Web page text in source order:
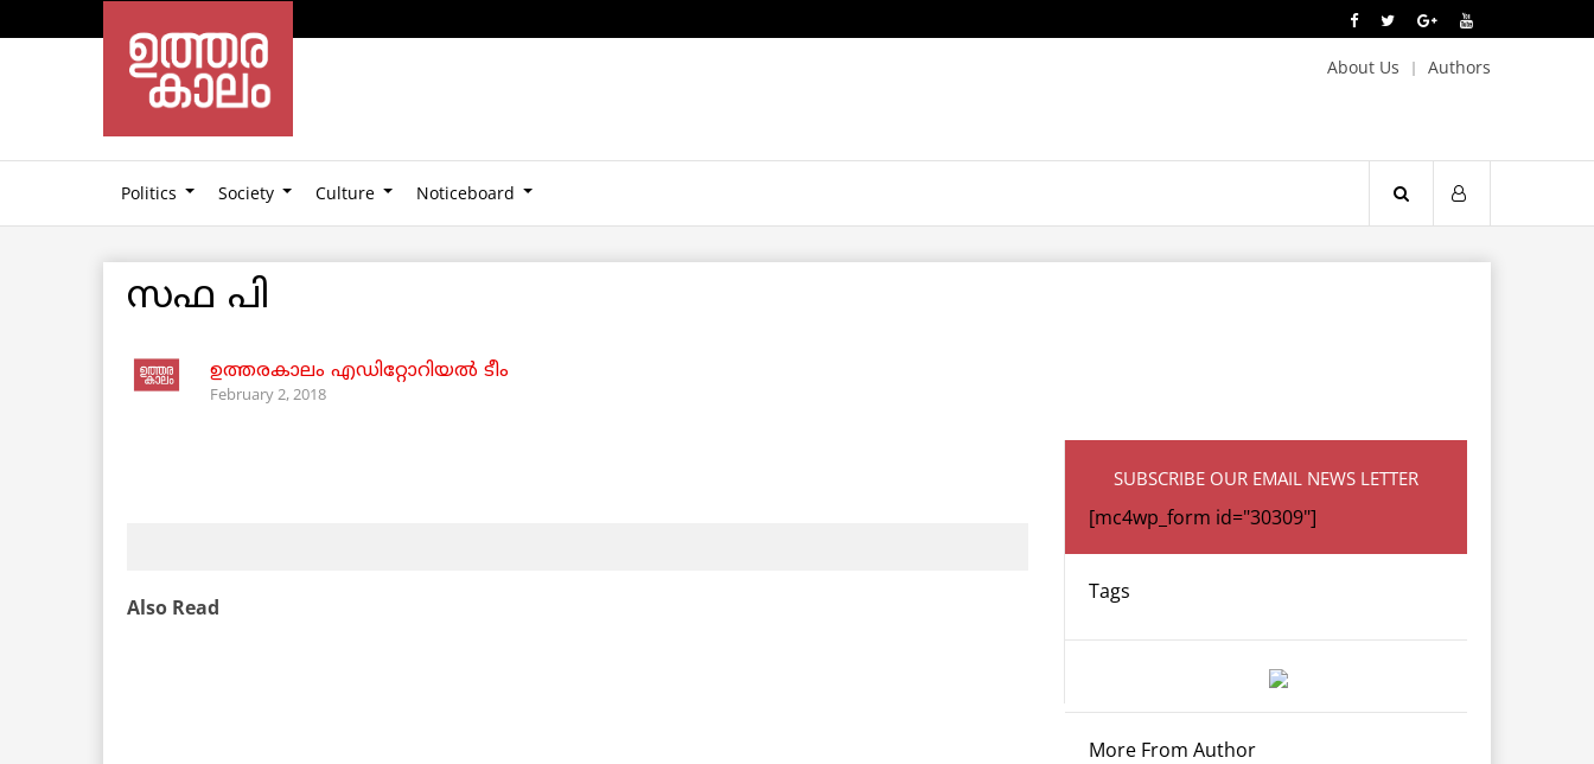
About Us Authors
Politics Society Culture Noticeboard
സഫ പി
ഉത്തരകാലം എഡിറ്റോറിയല്‍ ടീം
February 2, 2018
Also Read
SUBSCRIBE OUR EMAIL NEWS LETTER
[mc4wp_form id="30309"]
Tags
More From Author